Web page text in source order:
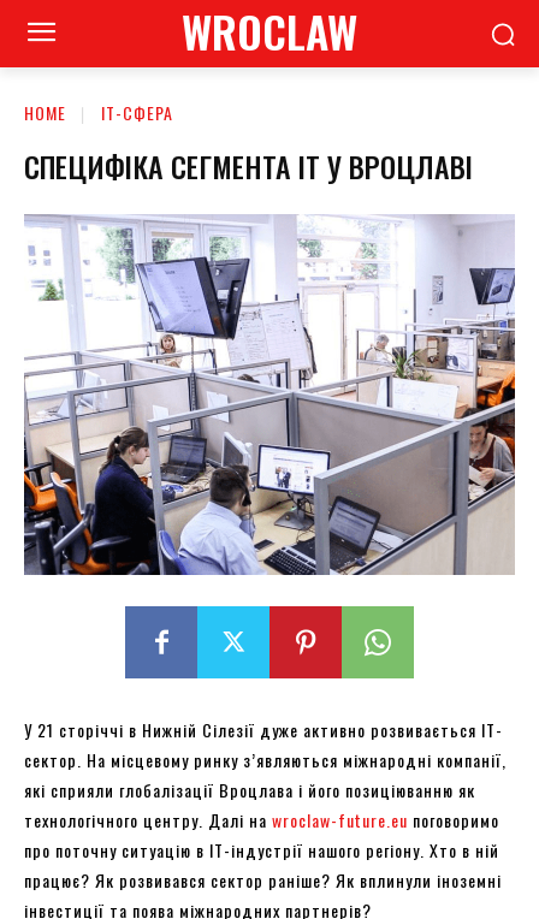
WROCLAW
HOME ІТ-СФЕРА
СПЕЦИФІКА СЕГМЕНТА ІТ У ВРОЦЛАВІ
У 21 сторіччі в Нижній Сілезії дуже активно розвивається ІТ-
сектор. На місцевому ринку з’являються міжнародні компанії,
які сприяли глобалізації Вроцлава і його позиціюванню як
технологічного центру. Далі на wroclaw-future.eu поговоримо
про поточну ситуацію в ІТ-індустрії нашого регіону. Хто в ній
працює? Як розвивався сектор раніше? Як вплинули іноземні
інвестиції та поява міжнародних партнерів?